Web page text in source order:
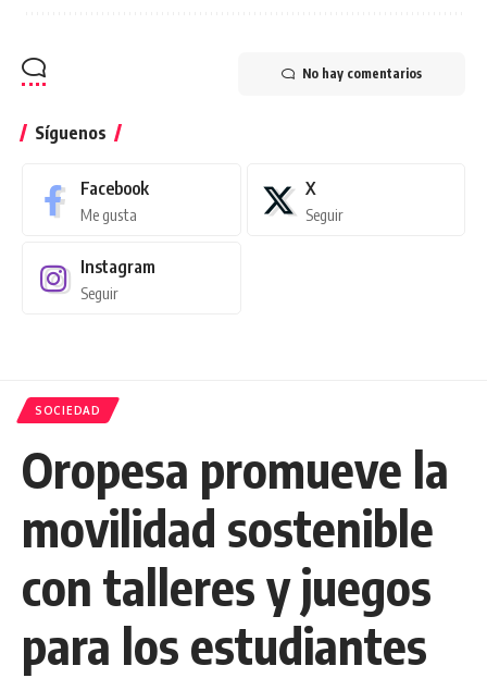
No hay comentarios
Síguenos
Facebook
Me gusta
X
Seguir
Instagram
Seguir
SOCIEDAD
Oropesa promueve la
movilidad sostenible
con talleres y juegos
para los estudiantes